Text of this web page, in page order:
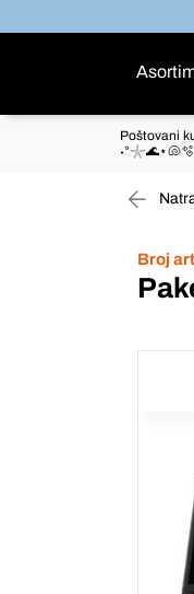
Poštovani
˖°𓇼🌊⋆🐚🫧
Broj